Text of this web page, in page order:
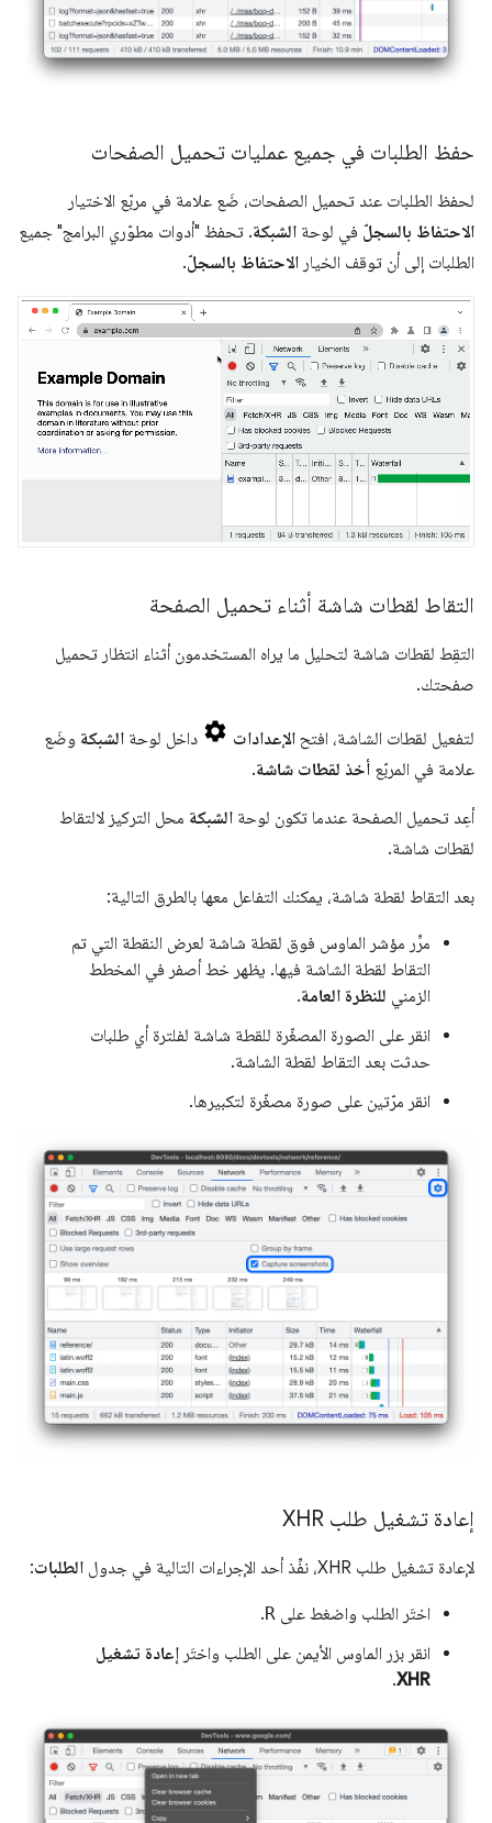
حفظ الطلبات في جميع عمليات تحميل الصفحات
لحفظ الطلبات عند تحميل الصفحات، ضَع علامة في مربّع الاختيار
الاحتفاظ بالسجلّ في لوحة الشبكة. تحفظ "أدوات مطوّري البرامج" جميع
الطلبات إلى أن توقف الخيار الاحتفاظ بالسجلّ.
التقاط لقطات شاشة أثناء تحميل الصفحة
التقِط لقطات شاشة لتحليل ما يراه المستخدمون أثناء انتظار تحميل
صفحتك.
لتفعيل لقطات الشاشة، افتح الإعدادات داخل لوحة الشبكة وضَع
علامة في المربّع أخذ لقطات شاشة.
أعِد تحميل الصفحة عندما تكون لوحة الشبكة محل التركيز لالتقاط
لقطات شاشة.
بعد التقاط لقطة شاشة، يمكنك التفاعل معها بالطرق التالية:
مرِّر مؤشر الماوس فوق لقطة شاشة لعرض النقطة التي تم
التقاط لقطة الشاشة فيها. يظهر خط أصفر في المخطط
الزمني للنظرة العامة.
انقر على الصورة المصغّرة للقطة شاشة لفلترة أي طلبات
حدثت بعد التقاط لقطة الشاشة.
انقر مرّتين على صورة مصغّرة لتكبيرها.
إعادة تشغيل طلب XHR
لإعادة تشغيل طلب XHR، نفِّذ أحد الإجراءات التالية في جدول الطلبات:
اختَر الطلب واضغط على R
.
انقر بزر الماوس الأيمن على الطلب واختَر إعادة تشغيل
XHR
.